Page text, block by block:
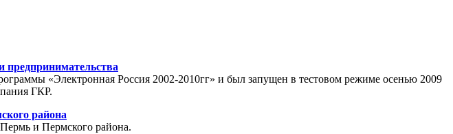
предпринимательства
«Электронная Россия 2002-2010гг» и был запущен в тестовом режиме осенью 2009
ГКР.
района
и Пермского района.